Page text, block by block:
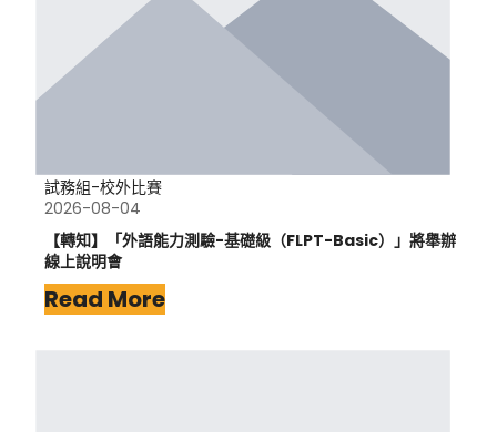
試務組-校外比賽
2026-08-04
【轉知】「外語能力測驗-基礎級（FLPT-Basic）」將舉辦
線上說明會
Read More